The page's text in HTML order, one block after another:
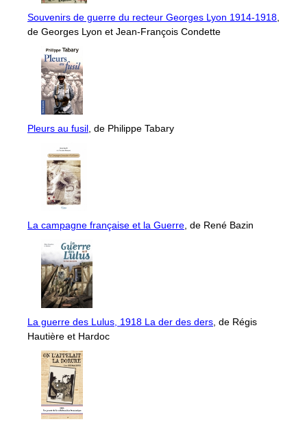
Souvenirs de guerre du recteur Georges Lyon 1914-1918,
de Georges Lyon et Jean-François Condette
Pleurs au fusil, de Philippe Tabary
La campagne française et la Guerre, de René Bazin
La guerre des Lulus, 1918 La der des ders, de Régis
Hautière et Hardoc